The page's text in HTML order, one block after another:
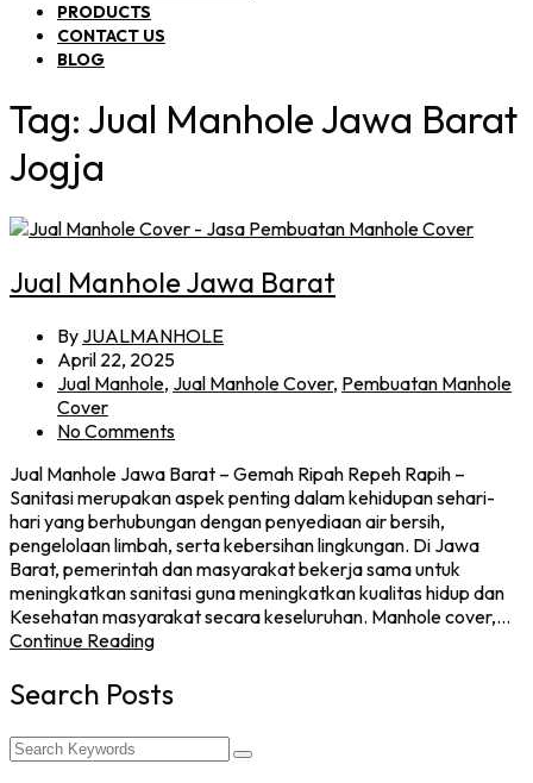
PRODUCTS
CONTACT US
BLOG
Tag: Jual Manhole Jawa Barat
Jogja
Jual Manhole Jawa Barat
By JUALMANHOLE
April 22, 2025
Jual Manhole, Jual Manhole Cover, Pembuatan Manhole
Cover
No Comments
Jual Manhole Jawa Barat – Gemah Ripah Repeh Rapih –
Sanitasi merupakan aspek penting dalam kehidupan sehari-
hari yang berhubungan dengan penyediaan air bersih,
pengelolaan limbah, serta kebersihan lingkungan. Di Jawa
Barat, pemerintah dan masyarakat bekerja sama untuk
meningkatkan sanitasi guna meningkatkan kualitas hidup dan
Kesehatan masyarakat secara keseluruhan. Manhole cover,…
Continue Reading
Search Posts